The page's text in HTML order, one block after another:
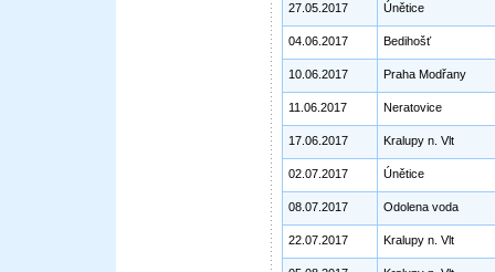
27.05.2017 Únětice
04.06.2017 Bedihošť
10.06.2017 Praha Modřany
11.06.2017 Neratovice
17.06.2017 Kralupy n. Vlt
02.07.2017 Únětice
08.07.2017 Odolena voda
22.07.2017 Kralupy n. Vlt